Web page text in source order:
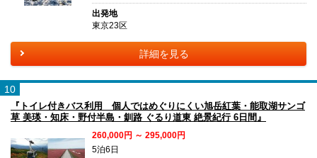
出発地
東京23区
詳細を見る
10
『トイレ付きバス利用 個人ではめぐりにくい旭岳紅葉・能取湖サンゴ
草 美瑛・知床・野付半島・釧路 ぐるり道東 絶景紀行 6日間』
260,000円 ～ 295,000円
5泊6日